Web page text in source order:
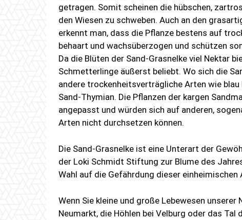
getragen. Somit scheinen die hübschen,
den Wiesen zu schweben. Auch an den
erkennt man, dass die Pflanze bestens auf
behaart und wachsüberzogen und schützen
Da die Blüten der Sand-Grasnelke viel Nektar
Schmetterlinge äußerst beliebt. Wo sich die
andere trockenheitsverträgliche Arten wie
Sand-Thymian. Die Pflanzen der kargen
angepasst und würden sich auf anderen,
Arten nicht durchsetzen können.
Die Sand-Grasnelke ist eine Unterart der
der Loki Schmidt Stiftung zur Blume des
Wahl auf die Gefährdung dieser
Wenn Sie kleine und große Lebewesen
Neumarkt, die Höhlen bei Velburg oder das Tal